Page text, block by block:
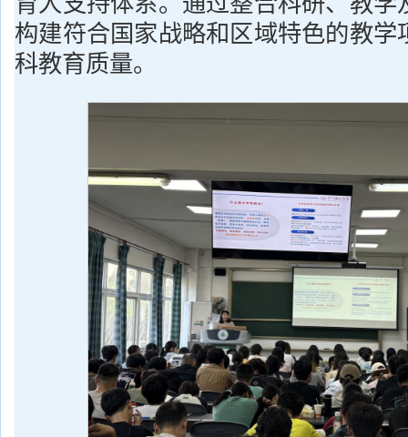
构建符合国家战略和区域特色的教学
科教育质量。